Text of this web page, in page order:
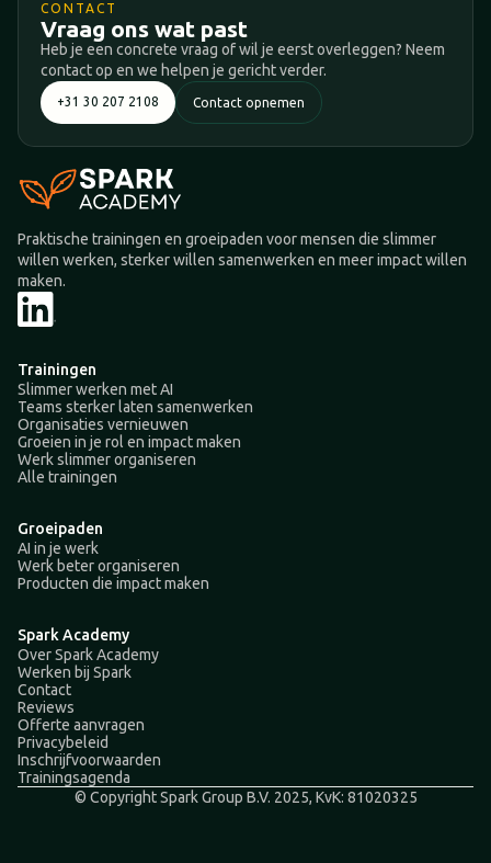
CONTACT
Vraag ons wat past
Heb je een concrete vraag of wil je eerst overleggen? Neem
contact op en we helpen je gericht verder.
+31 30 207 2108 Contact opnemen
Praktische trainingen en groeipaden voor mensen die slimmer
willen werken, sterker willen samenwerken en meer impact willen
maken.
Trainingen
Slimmer werken met AI
Teams sterker laten samenwerken
Organisaties vernieuwen
Groeien in je rol en impact maken
Werk slimmer organiseren
Alle trainingen
Groeipaden
AI in je werk
Werk beter organiseren
Producten die impact maken
Spark Academy
Over Spark Academy
Werken bij Spark
Contact
Reviews
Offerte aanvragen
Privacybeleid
Inschrijfvoorwaarden
Trainingsagenda
© Copyright Spark Group B.V. 2025, KvK: 81020325